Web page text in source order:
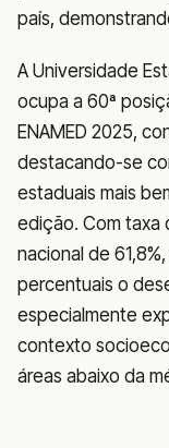
país,
A Universidade
ocupa a 60ª
ENAMED 2025,
destacando-se
estaduais mais
edição. Com taxa
nacional de
percentuais o
especialmente
contexto
áreas abaixo da